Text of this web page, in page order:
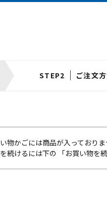
ご注文
物かごには商品が入っておりま
続けるには下の 「お買い物を